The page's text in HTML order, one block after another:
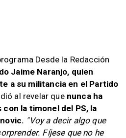
Desde la Redacción
Jaime Naranjo, quien
a su militancia en el Partido
al revelar que nunca ha
la timonel del PS, la
"Voy a decir algo que
Fíjese que no he